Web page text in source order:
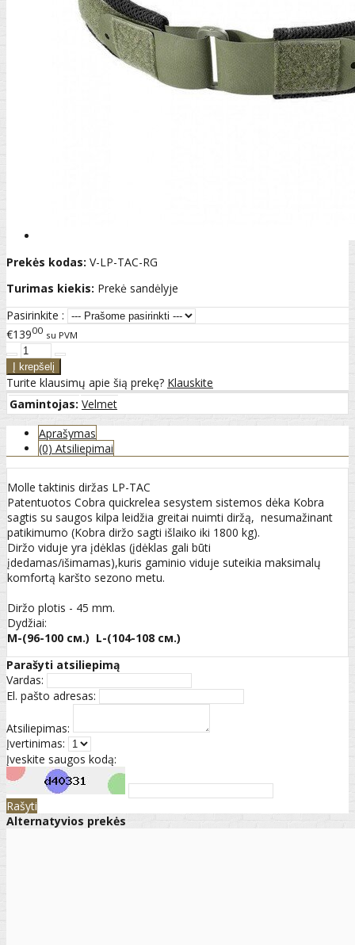
Prekės kodas: V-LP-TAC-RG
Turimas kiekis: Prekė sandėlyje
Pasirinkite :
€13900 su PVM
Turite klausimų apie šią prekę? Klauskite
Gamintojas: Velmet
Aprašymas
(0) Atsiliepimai
Molle taktinis diržas LP-TAC
Patentuotos Cobra quickrelea sesystem sistemos dėka Kobra
sagtis su saugos kilpa leidžia greitai nuimti diržą, nesumažinant
patikimumo (Kobra diržo sagti išlaiko iki 1800 kg).
Diržo viduje yra įdėklas (įdėklas gali būti
įdedamas/išimamas),kuris gaminio viduje suteikia maksimalų
komfortą karšto sezono metu.
Diržo plotis - 45 mm.
Dydžiai:
M-(96-100 см.) L-(104-108 см.)
Parašyti atsiliepimą
Vardas:
El. pašto adresas:
Atsiliepimas:
Įvertinimas:
Įveskite saugos kodą:
Rašyti
Alternatyvios prekės